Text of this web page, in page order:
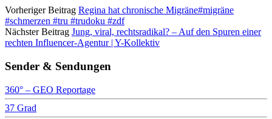
Vorheriger Beitrag Regina hat chronische Migräne#migräne
#schmerzen #tru #trudoku #zdf
Nächster Beitrag Jung, viral, rechtsradikal? – Auf den Spuren einer
rechten Influencer-Agentur | Y-Kollektiv
Sender & Sendungen
360° – GEO Reportage
37 Grad